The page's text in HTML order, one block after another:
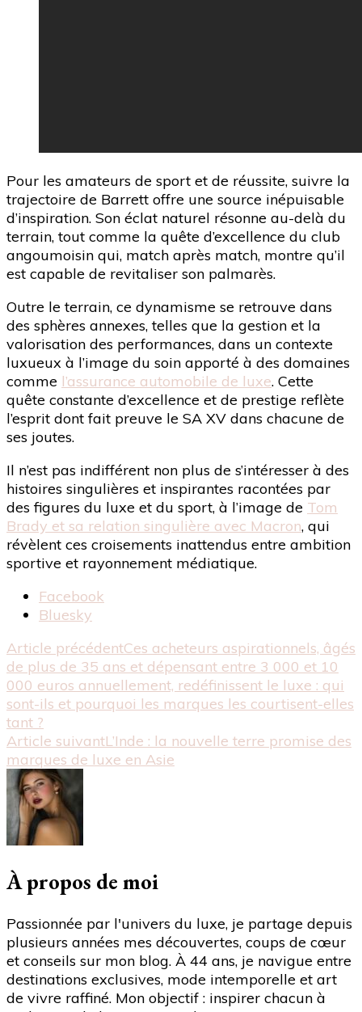
Pour les amateurs de sport et de réussite, suivre la
trajectoire de Barrett offre une source inépuisable
d’inspiration. Son éclat naturel résonne au-delà du
terrain, tout comme la quête d’excellence du club
angoumoisin qui, match après match, montre qu’il
est capable de revitaliser son palmarès.
Outre le terrain, ce dynamisme se retrouve dans
des sphères annexes, telles que la gestion et la
valorisation des performances, dans un contexte
luxueux à l’image du soin apporté à des domaines
comme l’assurance automobile de luxe. Cette
quête constante d’excellence et de prestige reflète
l’esprit dont fait preuve le SA XV dans chacune de
ses joutes.
Il n’est pas indifférent non plus de s’intéresser à des
histoires singulières et inspirantes racontées par
des figures du luxe et du sport, à l’image de Tom
Brady et sa relation singulière avec Macron, qui
révèlent ces croisements inattendus entre ambition
sportive et rayonnement médiatique.
Partager
"Barrett,
la
fusée
angoumoisine
qui
illumine
la
semaine"
Facebook
Bluesky
Navigation
d'article
Article précédentCes acheteurs aspirationnels, âgés
de plus de 35 ans et dépensant entre 3 000 et 10
000 euros annuellement, redéfinissent le luxe : qui
sont-ils et pourquoi les marques les courtisent-elles
tant ?
Article suivantL’Inde : la nouvelle terre promise des
marques de luxe en Asie
À propos de moi
Passionnée par l'univers du luxe, je partage depuis
plusieurs années mes découvertes, coups de cœur
et conseils sur mon blog. À 44 ans, je navigue entre
destinations exclusives, mode intemporelle et art
de vivre raffiné. Mon objectif : inspirer chacun à